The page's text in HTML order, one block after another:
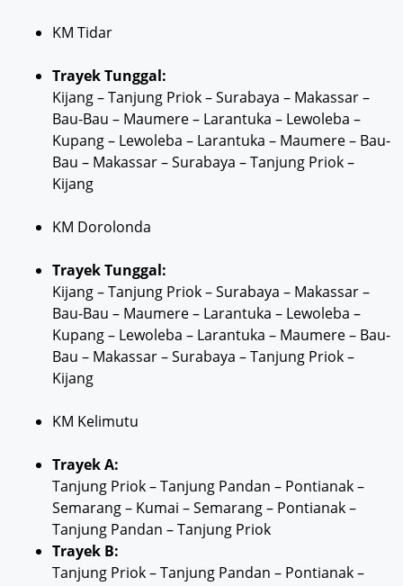
KM Tidar
Trayek Tunggal:
Kijang – Tanjung Priok – Surabaya – Makassar –
Bau-Bau – Maumere – Larantuka – Lewoleba –
Kupang – Lewoleba – Larantuka – Maumere – Bau-
Bau – Makassar – Surabaya – Tanjung Priok –
Kijang
KM Dorolonda
Trayek Tunggal:
Kijang – Tanjung Priok – Surabaya – Makassar –
Bau-Bau – Maumere – Larantuka – Lewoleba –
Kupang – Lewoleba – Larantuka – Maumere – Bau-
Bau – Makassar – Surabaya – Tanjung Priok –
Kijang
KM Kelimutu
Trayek A:
Tanjung Priok – Tanjung Pandan – Pontianak –
Semarang – Kumai – Semarang – Pontianak –
Tanjung Pandan – Tanjung Priok
Trayek B:
Tanjung Priok – Tanjung Pandan – Pontianak –